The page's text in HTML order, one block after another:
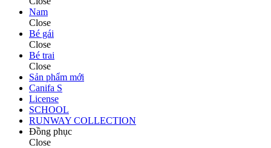
Nam
Close
Bé gái
Close
Bé trai
Close
Sản phẩm mới
Canifa S
License
SCHOOL
RUNWAY COLLECTION
Đồng phục
Close